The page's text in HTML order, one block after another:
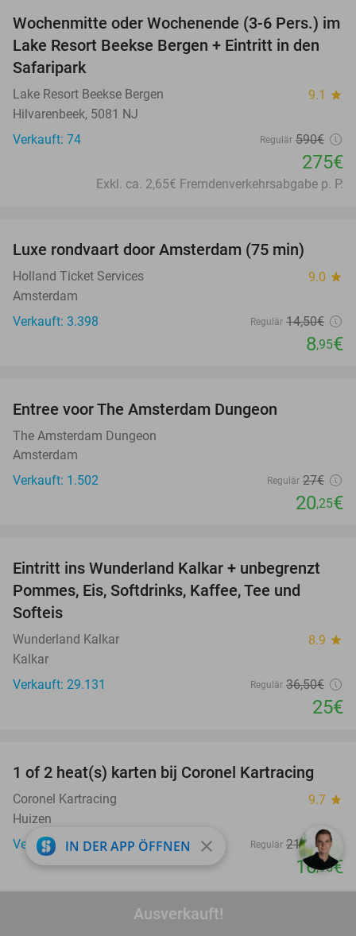
Ausverkauft!
53%
Wochenmitte oder Wochenende (3-6 Pers.) im
Lake Resort Beekse Bergen + Eintritt in den
Safaripark
Lake Resort Beekse Bergen 9.1 star
Hilvarenbeek, 5081 NJ
Verkauft: 74
Regulär 590€
275€
Exkl. ca. 2,65€ Fremdenverkehrsabgabe p. P.
Luxe rondvaart door Amsterdam (75 min)
Holland Ticket Services 9.0 star
Amsterdam
Verkauft: 3.398
Regulär 14,50€
8,95€
Entree voor The Amsterdam Dungeon
The Amsterdam Dungeon
Amsterdam
Verkauft: 1.502
Regulär 27€
20,25€
32%
Eintritt ins Wunderland Kalkar + unbegrenzt
Pommes, Eis, Softdrinks, Kaffee, Tee und
Softeis
Wunderland Kalkar 8.9 star
Kalkar
Verkauft: 29.131
Regulär 36,50€
25€
23%
1 of 2 heat(s) karten bij Coronel Kartracing
Coronel Kartracing 9.7 star
Huizen
Verkauft: 625
Regulär 21,95€
16,95€
favorite_border
IN DER APP ÖFFNEN close